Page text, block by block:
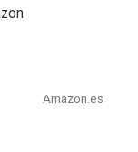
Amazon.es